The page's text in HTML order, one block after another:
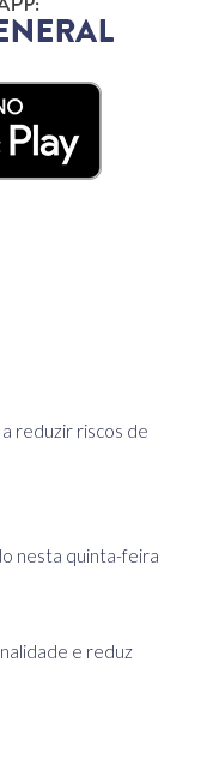
reduzir riscos de
nesta quinta-feira
e reduz